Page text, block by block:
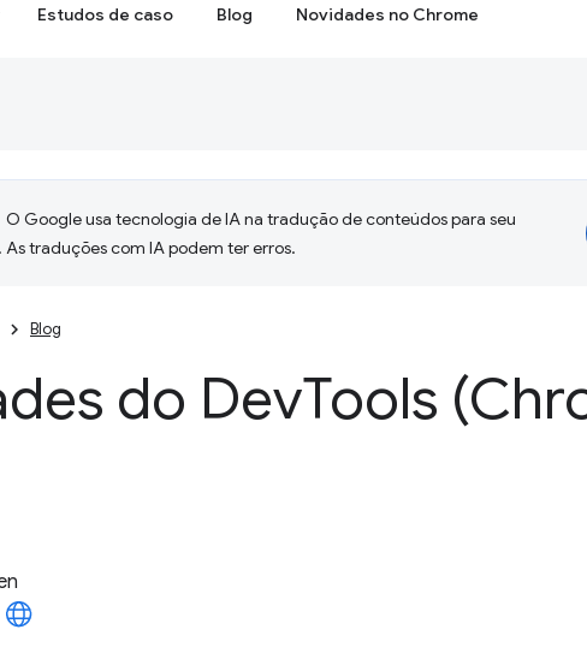
Estudos de caso Blog Novidades no Chrome
O Google usa tecnologia de IA na tradução de conteúdos para seu
traduções com IA podem ter erros.
Blog
do DevTools